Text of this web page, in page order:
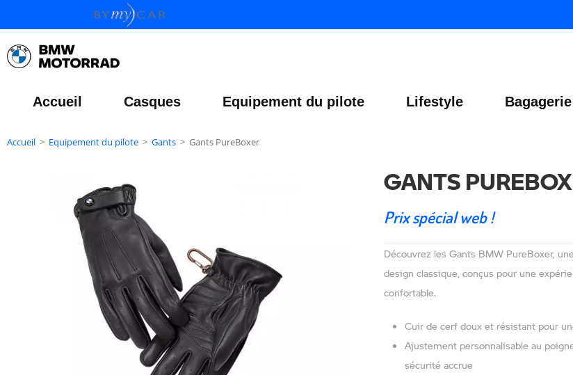
Accueil Casques Equipement du pilote Lifestyle Bagagerie
Accueil > Equipement du pilote > Gants > Gants PureBoxer
GANTS
Prix spécial web !
Découvrez les Gants BMW PureBoxer,
design classique, conçus pour une
confortable.
Cuir de cerf doux et résistant pour
Ajustement personnalisable au
sécurité accrue